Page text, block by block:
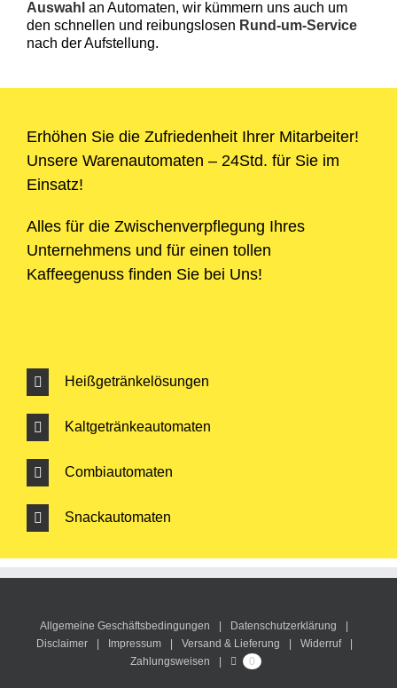
Auswahl an Automaten, wir kümmern uns auch um
den schnellen und reibungslosen Rund-um-Service
nach der Aufstellung.
Erhöhen Sie die Zufriedenheit Ihrer Mitarbeiter!
Unsere Warenautomaten – 24Std. für Sie im
Einsatz!
Alles für die Zwischenverpflegung Ihres
Unternehmens und für einen tollen
Kaffeegenuss finden Sie bei Uns!
Heißgetränkelösungen
Kaltgetränkeautomaten
Combiautomaten
Snackautomaten
Allgemeine Geschäftsbedingungen
Datenschutzerklärung
Disclaimer
Impressum Versand & Lieferung
Widerruf
Zahlungsweisen
0